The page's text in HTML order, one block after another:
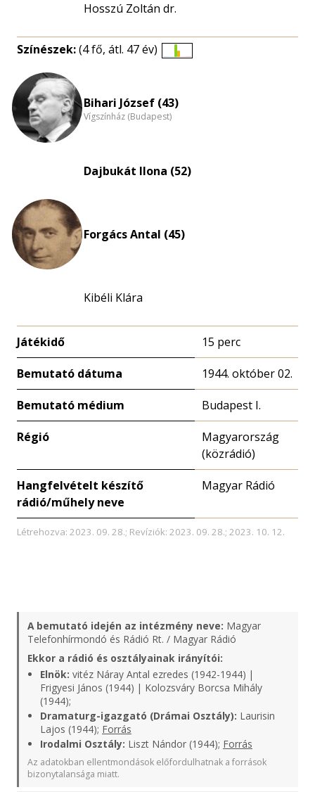
Hosszú Zoltán dr.
Színészek:(4 fő, átl. 47 év)
nagyítása
Bihari József (43)
Vígszínház (Budapest)
Dajbukát Ilona (52)
Forgács Antal (45)
Kibéli Klára
Játékidő 15 perc
Bemutató dátuma 1944. október 02.
Bemutató médium Budapest I.
Régió
Magyarország
(közrádió)
Hangfelvételt készítő
rádió/műhely neve
Magyar Rádió
Létrehozva: 2023. 09. 28.; Revíziók: 2023. 09. 28.; 2023. 10. 12.
A bemutató idején az intézmény neve: Magyar
Telefonhírmondó és Rádió Rt. / Magyar Rádió
Ekkor a rádió és osztályainak irányítói:
Elnök: vitéz Náray Antal ezredes (1942-1944) |
Frigyesi János (1944) | Kolozsváry Borcsa Mihály
(1944);
Dramaturg-igazgató (Drámai Osztály): Laurisin
Lajos (1944); Forrás
Irodalmi Osztály: Liszt Nándor (1944); Forrás
Az adatokban ellentmondások előfordulhatnak a források
bizonytalansága miatt.